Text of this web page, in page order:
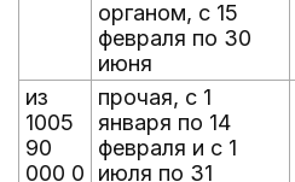
органом, с 15
февраля по 30
июня
из
1005
90
000 0
прочая, с 1
января по 14
февраля и с 1
июля по 31